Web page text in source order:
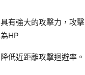
具有強大的攻擊力，攻
為HP
降低近距離攻擊迴避率。